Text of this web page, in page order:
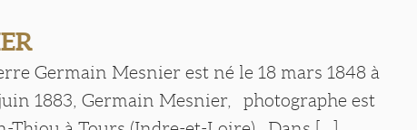
Germain Mesnier est né le 18 mars 1848 à
1883, Germain Mesnier, photographe est